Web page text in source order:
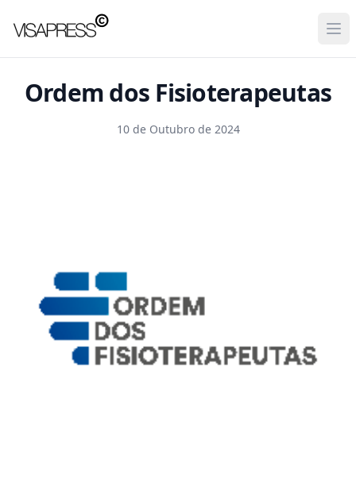
Visapress
Ordem dos Fisioterapeutas
10 de Outubro de 2024